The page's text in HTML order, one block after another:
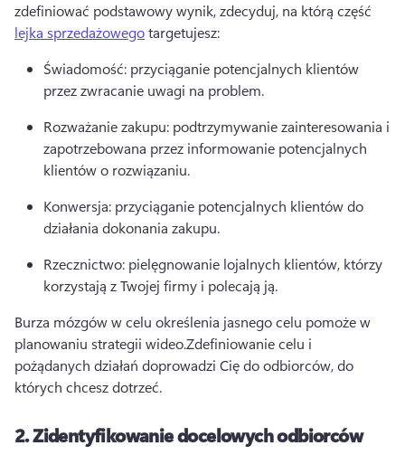
zdefiniować podstawowy wynik, zdecyduj, na którą część
lejka sprzedażowego targetujesz:
Świadomość: przyciąganie potencjalnych klientów
przez zwracanie uwagi na problem.
Rozważanie zakupu: podtrzymywanie zainteresowania i
zapotrzebowana przez informowanie potencjalnych
klientów o rozwiązaniu.
Konwersja: przyciąganie potencjalnych klientów do
działania dokonania zakupu.
Rzecznictwo: pielęgnowanie lojalnych klientów, którzy
korzystają z Twojej firmy i polecają ją.
Burza mózgów w celu określenia jasnego celu pomoże w
planowaniu strategii wideo.Zdefiniowanie celu i
pożądanych działań doprowadzi Cię do odbiorców, do
których chcesz dotrzeć.
2.Zidentyfikowanie docelowych odbiorców